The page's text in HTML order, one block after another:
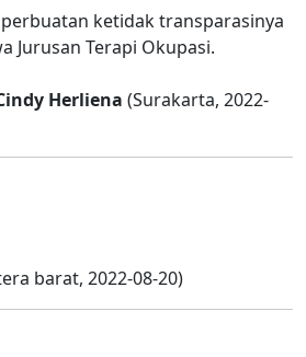
ketidak transparasinya
Jurusan Terapi Okupasi.
Herliena (Surakarta, 2022-
barat, 2022-08-20)